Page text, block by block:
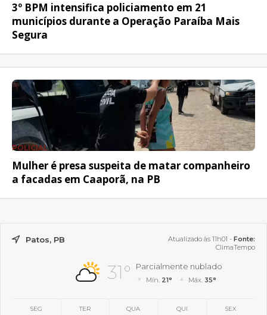
3º BPM intensifica policiamento em 21
municípios durante a Operação Paraíba Mais
Segura
POLICIAL
Mulher é presa suspeita de matar companheiro
a facadas em Caaporã, na PB
Patos, PB Atualizado às 11h01 - Fonte:
ClimaTempo
31° Parcialmente nublado
Mín. 21° Máx. 35°
SEG TER QUA QUI SEX